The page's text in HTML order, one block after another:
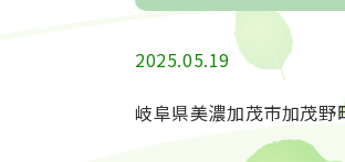
2025.05.19
岐阜県美濃加茂市加茂